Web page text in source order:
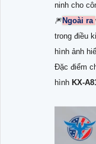
ninh cho
🎆 Ngoài ra
trong điều
hình ảnh
Đặc điểm
hình KX-